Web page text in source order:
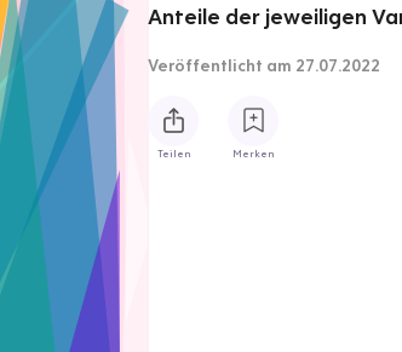
Anteile der jeweiligen
Veröffentlicht am 27.07.2022
Teilen Merken